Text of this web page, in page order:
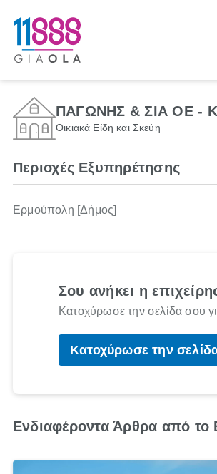
ΠΑΓΩΝΗΣ & ΣΙΑ ΟΕ -
Οικιακά Είδη και Σκεύη
Περιοχές Εξυπηρέτησης
Ερμούπολη [Δήμος]
Σου ανήκει η
Κατοχύρωσε την σελίδα σου
Κατοχύρωσε την
Ενδιαφέροντα Άρθρα από το